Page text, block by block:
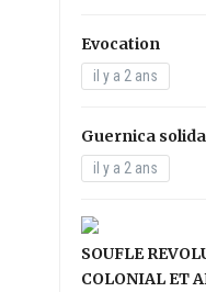
Evocation
il y a 2 ans
Guernica
il y a 2 ans
SOUFLE
COLONIAL ET